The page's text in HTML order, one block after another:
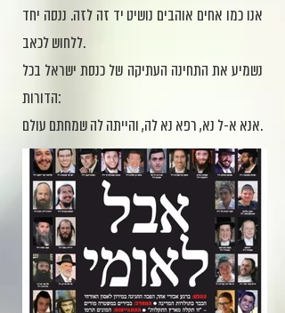
אנו כמו אחים אוהבים נושיט יד זה לזה. ננסה יחד
ללחוש לכאב.
נשמיע את התחינה העתיקה של כנסת ישראל בכל
הדורות:
אנא א-ל נא, רפא נא לה, והייתה לה שמחתם עולם.